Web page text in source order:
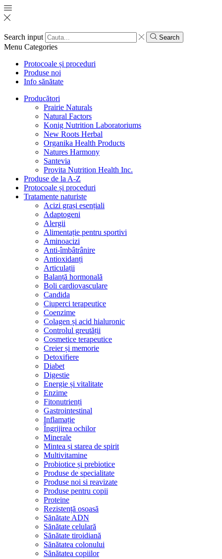
Search input Search
Menu Categories
Protocoale și proceduri
Produse noi
Info sănătate
Producători
Prairie Naturals
Natural Factors
Konig Nutrition Laboratoriums
New Roots Herbal
Organika Health Products
Natures Harmony
Santevia
Provita Nutrition Health Inc.
Produse de la A-Z
Protocoale și proceduri
Tratamente naturiste
Acizi grași esențiali
Adaptogeni
Alergii
Alimentație pentru sportivi
Aminoacizi
Anti-îmbâtrânire
Antioxidanți
Articulații
Balanță hormonală
Boli cardiovasculare
Candida
Ciuperci terapeutice
Coenzime
Colagen și acid hialuronic
Controlul greutății
Cosmetice terapeutice
Creier și memorie
Detoxifiere
Diabet
Digestie
Energie și vitalitate
Enzime
Fitonutrienți
Gastrointestinal
Inflamație
Îngrijirea ochilor
Minerale
Mintea și starea de spirit
Multivitamine
Probiotice și prebiotice
Produse de specialitate
Produse noi si reavizate
Produse pentru copii
Proteine
Rezistență osoasă
Sănătate ADN
Sănătate celulară
Sănătate tiroidiană
Sănătatea colonului
Sănătatea copiilor